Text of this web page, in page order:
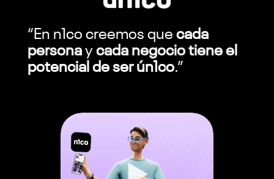
“En n1co creemos que cada
personay cada negocio tiene el
potencial de ser ún1co.”